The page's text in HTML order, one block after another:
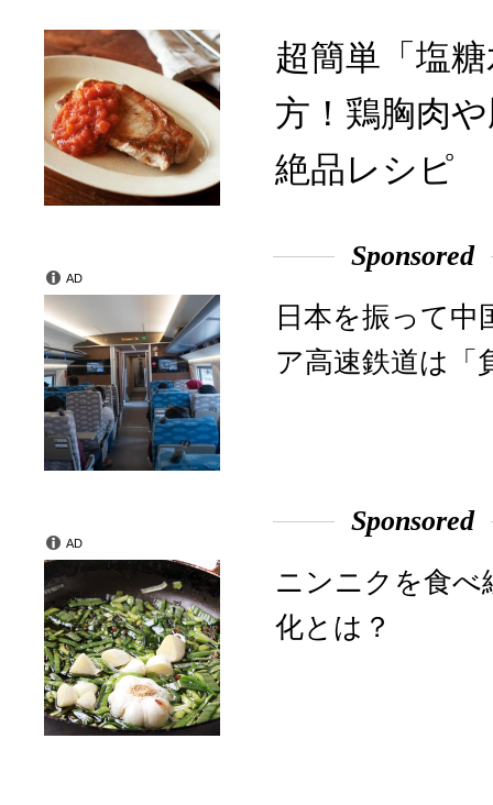
超簡単「塩
方！鶏胸肉
絶品レシピ
Sponsored
日本を振って
ア高速鉄道は「
AD
Sponsored
ニンニクを食べ
化とは？
AD